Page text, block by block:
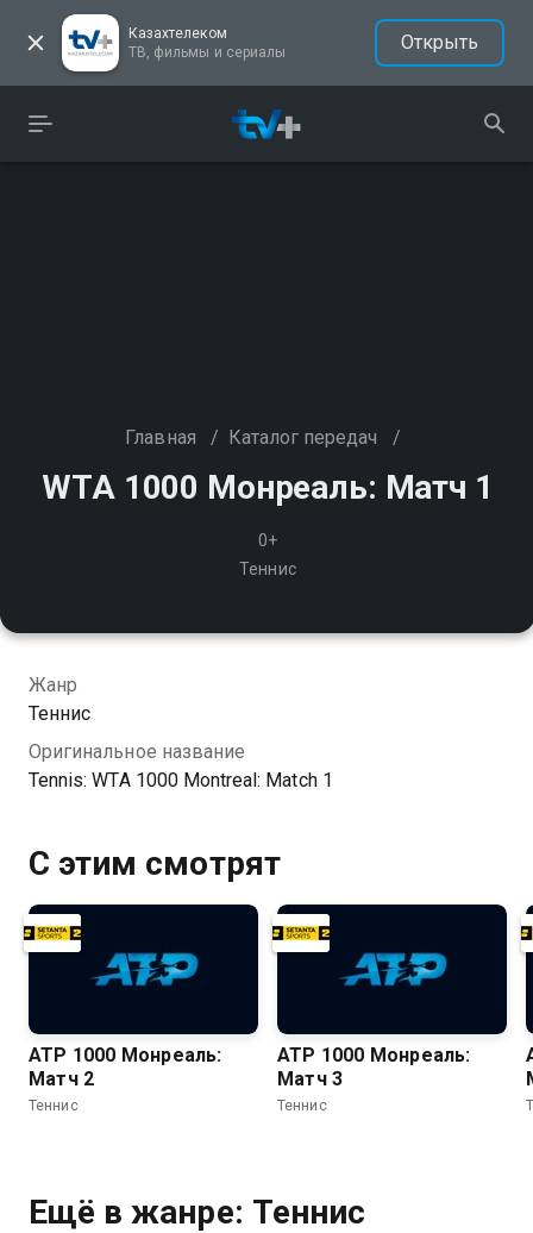
Казахтелеком
ТВ, фильмы и сериалы
Открыть
Главная / Каталог передач /
WTA 1000 Монреаль: Матч 1
0+
Теннис
Жанр
Теннис
Оригинальное название
Tennis: WTA 1000 Montreal: Match 1
С этим смотрят
ATP 1000 Монреаль:
Матч 2
Теннис
ATP 1000 Монреаль:
Матч 3
Теннис
Ещё в жанре: Теннис